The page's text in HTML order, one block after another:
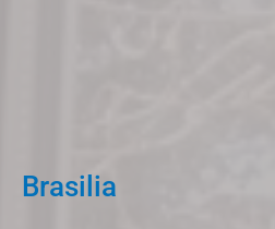
Brasilia